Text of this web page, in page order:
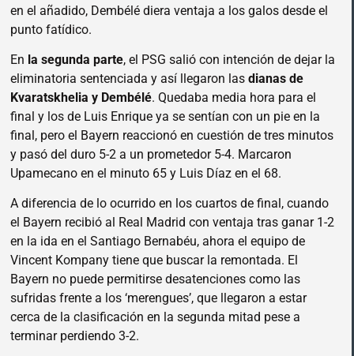
en el añadido, Dembélé diera ventaja a los galos desde el
punto fatídico.
En la segunda parte, el PSG salió con intención de dejar la
eliminatoria sentenciada y así llegaron las dianas de
Kvaratskhelia y Dembélé. Quedaba media hora para el
final y los de Luis Enrique ya se sentían con un pie en la
final, pero el Bayern reaccionó en cuestión de tres minutos
y pasó del duro 5-2 a un prometedor 5-4. Marcaron
Upamecano en el minuto 65 y Luis Díaz en el 68.
A diferencia de lo ocurrido en los cuartos de final, cuando
el Bayern recibió al Real Madrid con ventaja tras ganar 1-2
en la ida en el Santiago Bernabéu, ahora el equipo de
Vincent Kompany tiene que buscar la remontada. El
Bayern no puede permitirse desatenciones como las
sufridas frente a los ‘merengues’, que llegaron a estar
cerca de la clasificación en la segunda mitad pese a
terminar perdiendo 3-2.